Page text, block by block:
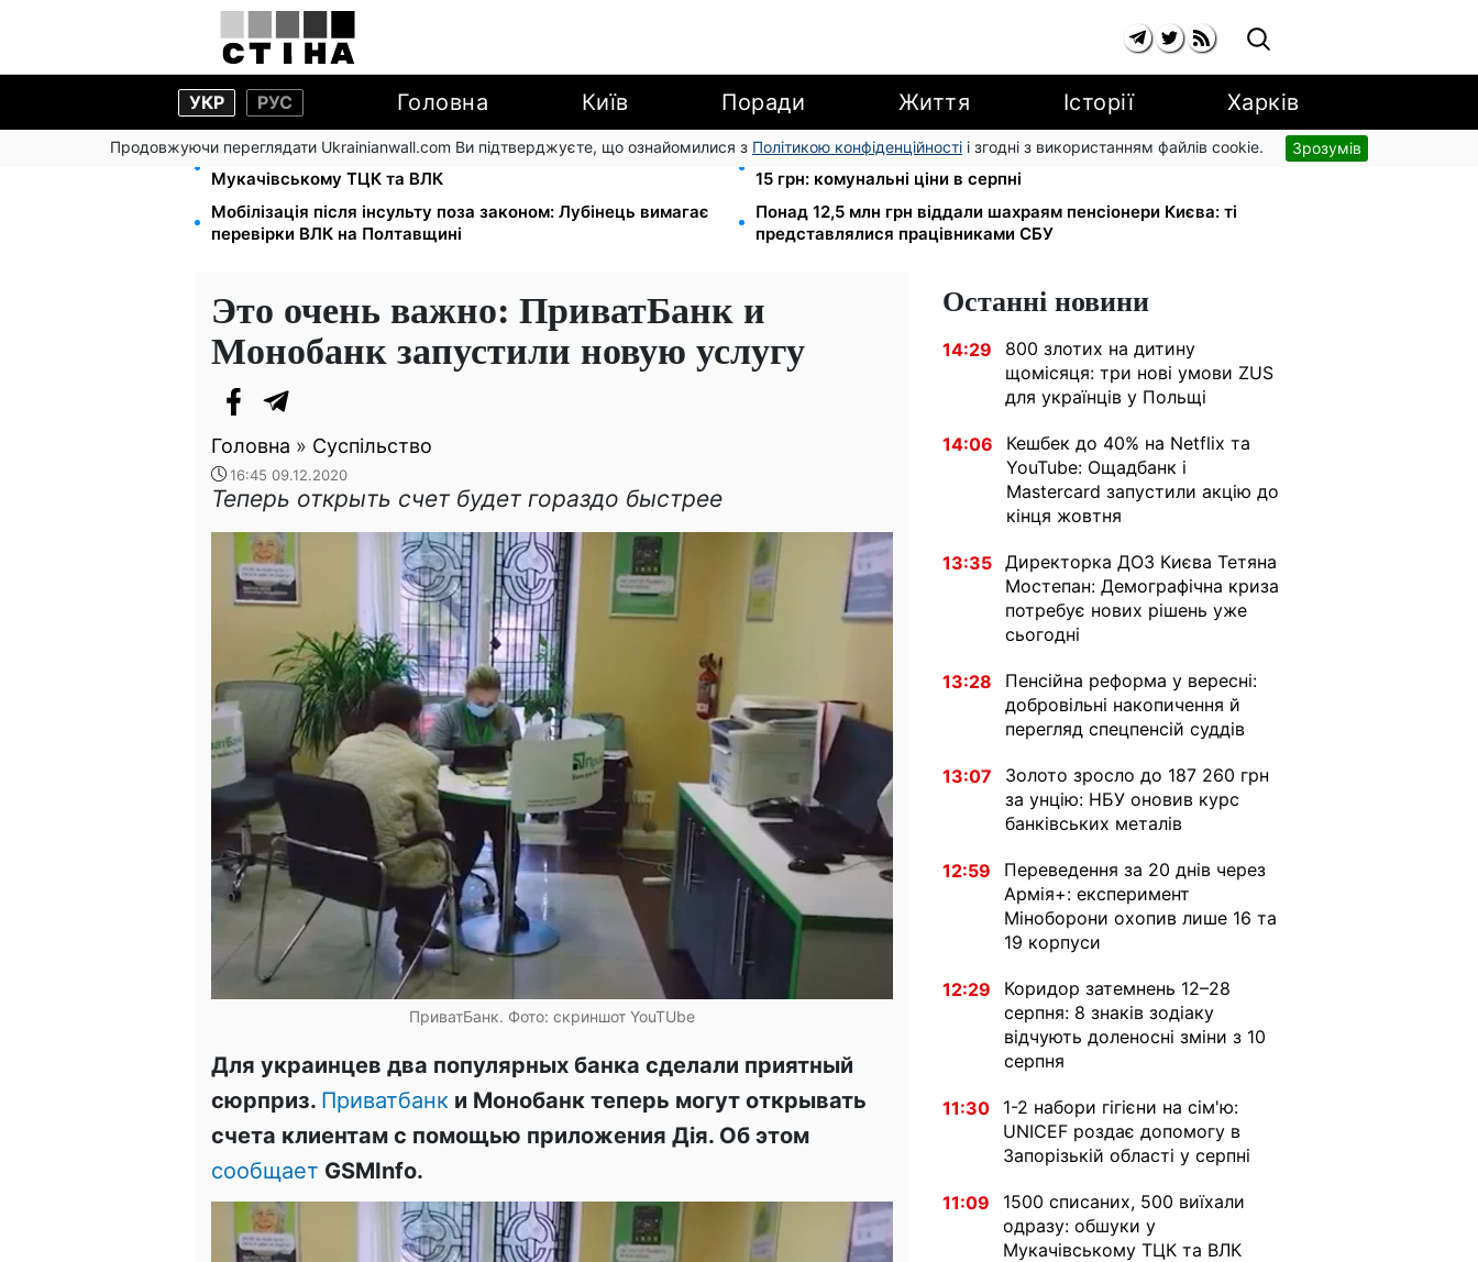
УКР РУС Головна Київ Поради Життя Історії Харків
Продовжуючи переглядати Ukrainianwall.com Ви підтверджуєте, що ознайомилися з Політикою конфіденційності і згодні з використанням файлів cookie. Зрозумів
1500 списаних, 500 виїхали одразу: обшуки у
Мукачівському ТЦК та ВЛК
Тарифи на воду злетіли до 91,24 грн/куб, газ може сягнути
15 грн: комунальні ціни в серпні
Мобілізація після інсульту поза законом: Лубінець вимагає
перевірки ВЛК на Полтавщині
Понад 12,5 млн грн віддали шахраям пенсіонери Києва: ті
представлялися працівниками СБУ
Это очень важно: ПриватБанк и
Монобанк запустили новую услугу
Головна » Суспільство
16:45 09.12.2020
Теперь открыть счет будет гораздо быстрее
ПриватБанк. Фото: скриншот YouTUbe
Для украинцев два популярных банка сделали приятный
сюрприз. Приватбанк и Монобанк теперь могут открывать
счета клиентам с помощью приложения Дія. Об этом
сообщает GSMInfo.
Останні новини
14:29
800 злотих на дитину
щомісяця: три нові умови ZUS
для українців у Польщі
14:06
Кешбек до 40% на Netflix та
YouTube: Ощадбанк і
Mastercard запустили акцію до
кінця жовтня
13:35 Директорка ДОЗ Києва Тетяна
Мостепан: Демографічна криза
потребує нових рішень уже
сьогодні
13:28
Пенсійна реформа у вересні:
добровільні накопичення й
перегляд спецпенсій суддів
13:07
Золото зросло до 187 260 грн
за унцію: НБУ оновив курс
банківських металів
12:59
Переведення за 20 днів через
Армія+: експеримент
Міноборони охопив лише 16 та
19 корпуси
12:29
Коридор затемнень 12–28
серпня: 8 знаків зодіаку
відчують доленосні зміни з 10
серпня
11:30
1-2 набори гігієни на сім'ю:
UNICEF роздає допомогу в
Запорізькій області у серпні
11:09
1500 списаних, 500 виїхали
одразу: обшуки у
Мукачівському ТЦК та ВЛК